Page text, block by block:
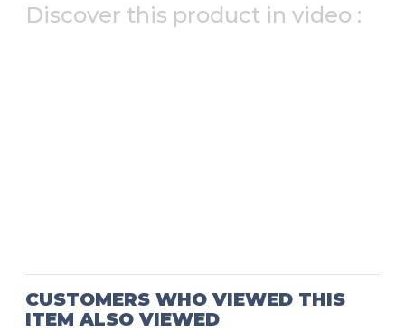
Discover this product in video :
CUSTOMERS WHO VIEWED THIS
ITEM ALSO VIEWED